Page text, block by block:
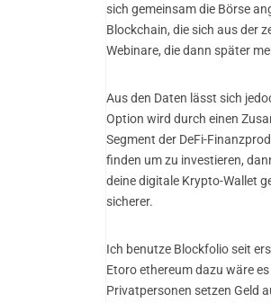
sich gemeinsam die Börse
Blockchain, die sich aus der
Webinare, die dann später
Aus den Daten lässt sich
Option wird durch einen
Segment der DeFi-
finden um zu investieren,
deine digitale Krypto-Wallet
sicherer.
Ich benutze Blockfolio seit
Etoro ethereum dazu wäre
Privatpersonen setzen Geld